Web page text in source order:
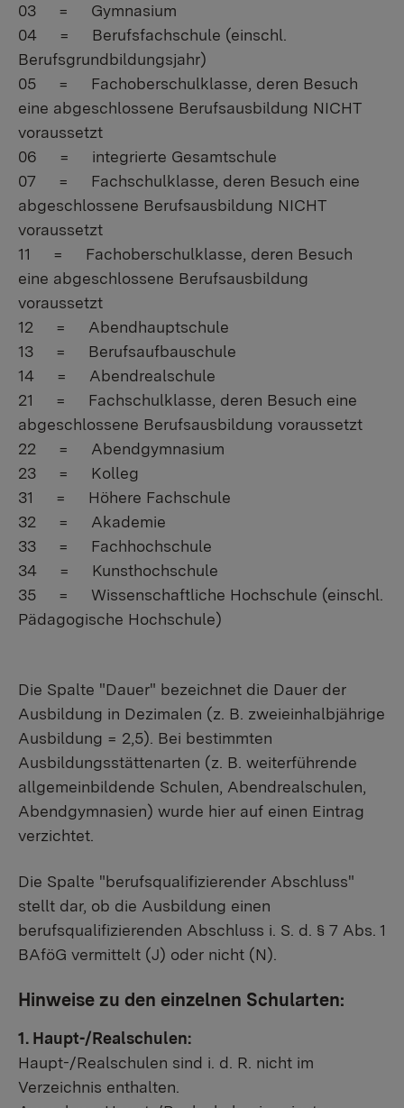
03 = Gymnasium
04 = Berufsfachschule (einschl.
Berufsgrundbildungsjahr)
05 = Fachoberschulklasse, deren Besuch
eine abgeschlossene Berufsausbildung NICHT
voraussetzt
06 = integrierte Gesamtschule
07 = Fachschulklasse, deren Besuch eine
abgeschlossene Berufsausbildung NICHT
voraussetzt
11 = Fachoberschulklasse, deren Besuch
eine abgeschlossene Berufsausbildung
voraussetzt
12 = Abendhauptschule
13 = Berufsaufbauschule
14 = Abendrealschule
21 = Fachschulklasse, deren Besuch eine
abgeschlossene Berufsausbildung voraussetzt
22 = Abendgymnasium
23 = Kolleg
31 = Höhere Fachschule
32 = Akademie
33 = Fachhochschule
34 = Kunsthochschule
35 = Wissenschaftliche Hochschule (einschl.
Pädagogische Hochschule)
Die Spalte "Dauer" bezeichnet die Dauer der
Ausbildung in Dezimalen (z. B. zweieinhalbjährige
Ausbildung = 2,5). Bei bestimmten
Ausbildungsstättenarten (z. B. weiterführende
allgemeinbildende Schulen, Abendrealschulen,
Abendgymnasien) wurde hier auf einen Eintrag
verzichtet.
Die Spalte "berufsqualifizierender Abschluss"
stellt dar, ob die Ausbildung einen
berufsqualifizierenden Abschluss i. S. d. § 7 Abs. 1
BAföG vermittelt (J) oder nicht (N).
Hinweise zu den einzelnen Schularten:
1. Haupt-/Realschulen:
Haupt-/Realschulen sind i. d. R. nicht im
Verzeichnis enthalten.